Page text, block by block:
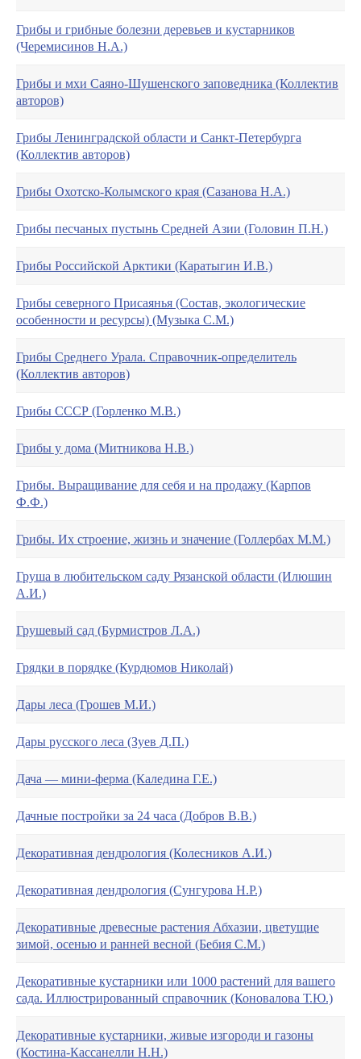
Грибы и грибные болезни деревьев и кустарников
(Черемисинов Н.А.)
Грибы и мхи Саяно-Шушенского заповедника (Коллектив
авторов)
Грибы Ленинградской области и Санкт-Петербурга
(Коллектив авторов)
Грибы Охотско-Колымского края (Сазанова Н.А.)
Грибы песчаных пустынь Средней Азии (Головин П.Н.)
Грибы Российской Арктики (Каратыгин И.В.)
Грибы северного Присаянья (Состав, экологические
особенности и ресурсы) (Музыка С.М.)
Грибы Среднего Урала. Справочник-определитель
(Коллектив авторов)
Грибы СССР (Горленко М.В.)
Грибы у дома (Митникова Н.В.)
Грибы. Выращивание для себя и на продажу (Карпов
Ф.Ф.)
Грибы. Их строение, жизнь и значение (Голлербах М.М.)
Груша в любительском саду Рязанской области (Илюшин
А.И.)
Грушевый сад (Бурмистров Л.А.)
Грядки в порядке (Курдюмов Николай)
Дары леса (Грошев М.И.)
Дары русского леса (Зуев Д.П.)
Дача — мини-ферма (Каледина Г.Е.)
Дачные постройки за 24 часа (Добров В.В.)
Декоративная дендрология (Колесников А.И.)
Декоративная дендрология (Сунгурова Н.Р.)
Декоративные древесные растения Абхазии, цветущие
зимой, осенью и ранней весной (Бебия С.М.)
Декоративные кустарники или 1000 растений для вашего
сада. Иллюстрированный справочник (Коновалова Т.Ю.)
Декоративные кустарники, живые изгороди и газоны
(Костина-Кассанелли Н.Н.)